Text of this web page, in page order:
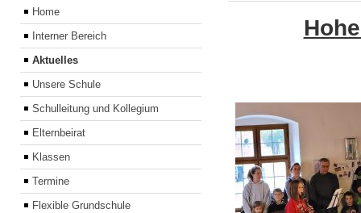
Home
Interner Bereich
Aktuelles
Unsere Schule
Schulleitung und Kollegium
Elternbeirat
Klassen
Termine
Flexible Grundschule